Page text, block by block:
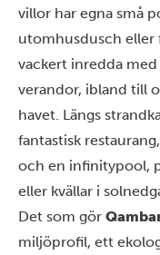
villor har egna små
utomhusdusch eller
vackert inredda
verandor, ibland till
havet. Längs
fantastisk
och en infinitypool,
eller kvällar i
Det som gör
miljöprofil, ett